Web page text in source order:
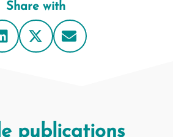
Share with
publications